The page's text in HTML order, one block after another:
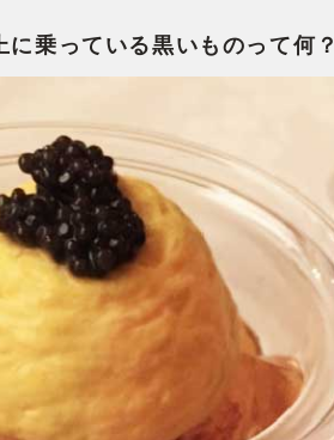
乗っている黒いものって何？